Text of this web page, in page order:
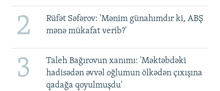
2
Rüfət Səfərov: 'Mənim günahımdır ki, ABŞ
mənə mükafat verib?'
3
Taleh Bağırovun xanımı: 'Məktəbdəki
hadisədən əvvəl oğlumun ölkədən çıxışına
qadağa qoyulmuşdu'